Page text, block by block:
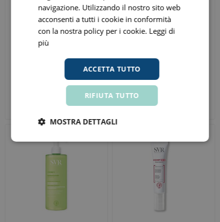
Control finissimo original 6
profilattici
Puressentiel Articolazioni e
Muscoli Roller 14 oli
essenziali 75ml
navigazione. Utilizzando il nostro sito web
acconsenti a tutti i cookie in conformità
con la nostra policy per i cookie. Leggi di
più
ACCETTA TUTTO
RIFIUTA TUTTO
MOSTRA DETTAGLI